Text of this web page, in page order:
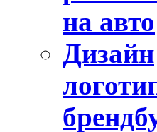
на авто
Дизайн